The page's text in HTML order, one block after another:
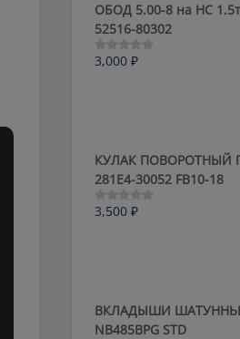
ОБОД 5.00-8 на HC
52516-80302
Оценка
3,000 ₽
КУЛАК ПОВОРОТНЫЙ
281E4-30052 FB10-18
Оценка
3,500 ₽
ВКЛАДЫШИ
NB485BPG STD